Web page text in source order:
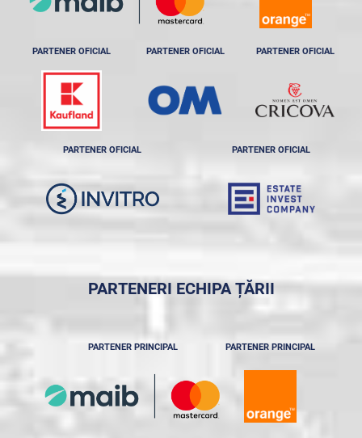
PARTENER OFICIAL PARTENER OFICIAL PARTENER OFICIAL
PARTENER OFICIAL PARTENER OFICIAL
PARTENERI ECHIPA ȚĂRII
PARTENER PRINCIPAL PARTENER PRINCIPAL